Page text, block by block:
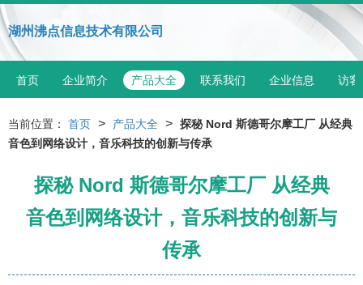
湖州沸点信息技术有限公司
首页 企业简介 产品大全 联系我们 企业信息 访客
当前位置： 首页 > 产品大全 > 探秘 Nord 斯德哥尔摩工厂 从经典
音色到网络设计，音乐科技的创新与传承
探秘 Nord 斯德哥尔摩工厂 从经典
音色到网络设计，音乐科技的创新与
传承